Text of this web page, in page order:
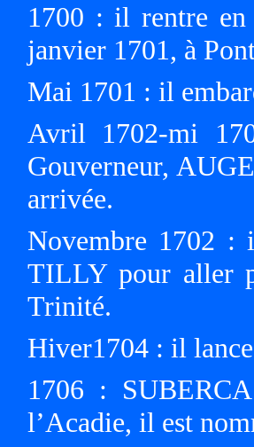
1700 : il rentre en
janvier 1701, à
Mai 1701 : il
Avril 1702-mi
Gouverneur,
arrivée.
Novembre 1702 :
TILLY pour aller
Trinité.
Hiver1704 : il
1706 :
l’Acadie, il est